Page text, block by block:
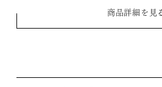
商品詳細を見